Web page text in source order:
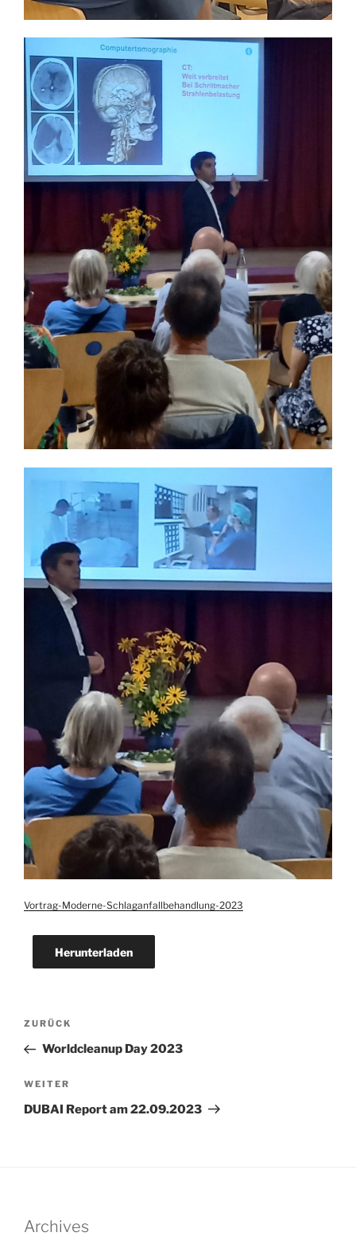
Vortrag-Moderne-Schlaganfallbehandlung-2023
Herunterladen
Beitragsnavigation
Vorheriger
Beitrag
ZURÜCK
Worldcleanup Day 2023
Nächster
Beitrag
WEITER
DUBAI Report am 22.09.2023
Archives